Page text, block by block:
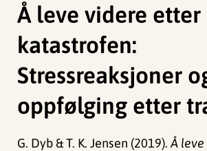
Å leve videre etter
katastrofen:
Stressreaksjoner
oppfølging etter
G. Dyb & T. K. Jensen (2019).Å